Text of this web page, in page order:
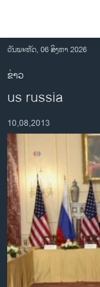
ເຂົ້າ
ຫາ
ຂ້າມ
ຂ້າມ
ໄປ
ຫາ
ຊອກ
ຄົ້ນ
ອາເມຣິກາ
ການເລືອກຕັ້ງ ປະທານາ
ຂ່າວ​ຈີນ
ໂລກ
ເອເຊຍ
ອິດສະຫຼະພາບດ້ານການ
ຊີວິດຊາວລາວ
ຊຸມຊົນຊາວລາວ
ວິທະຍາສາດ-ເທັກໂນໂລ
ວັນພະຫັດ, 06 ສິງຫາ 2026
ຂ່າວ
us russia
10,08,2013
No